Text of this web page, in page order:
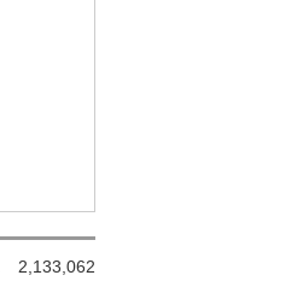
2,133,062